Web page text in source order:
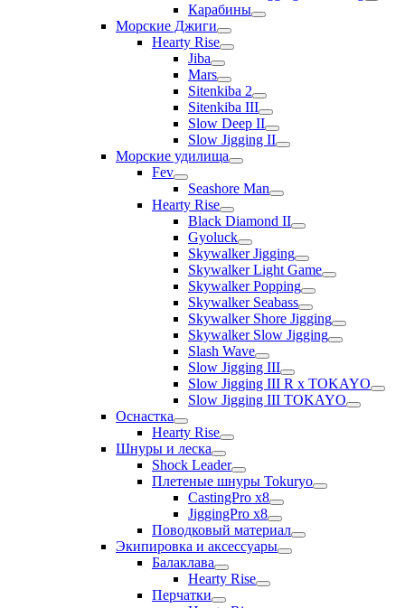
Карабины
Морские Джиги
Hearty Rise
Jiba
Mars
Sitenkiba 2
Sitenkiba III
Slow Deep II
Slow Jigging II
Морские удилища
Fev
Seashore Man
Hearty Rise
Black Diamond II
Gyoluck
Skywalker Jigging
Skywalker Light Game
Skywalker Popping
Skywalker Seabass
Skywalker Shore Jigging
Skywalker Slow Jigging
Slash Wave
Slow Jigging III
Slow Jigging III R x TOKAYO
Slow Jigging III TOKAYO
Оснастка
Hearty Rise
Шнуры и леска
Shock Leader
Плетеные шнуры Tokuryo
CastingPro x8
JiggingPro x8
Поводковый материал
Экипировка и аксессуары
Балаклава
Hearty Rise
Перчатки